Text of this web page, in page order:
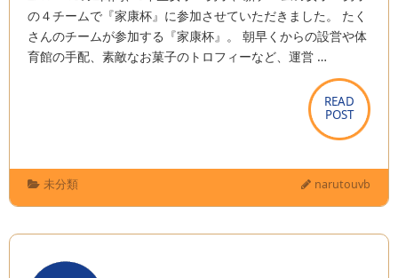
の４チームで『家康杯』に参加させていただきました。 たく
さんのチームが参加する『家康杯』。 朝早くからの設営や体
育館の手配、素敵なお菓子のトロフィーなど、運営 …
READ
POST
READ
POST
未分類 narutouvb